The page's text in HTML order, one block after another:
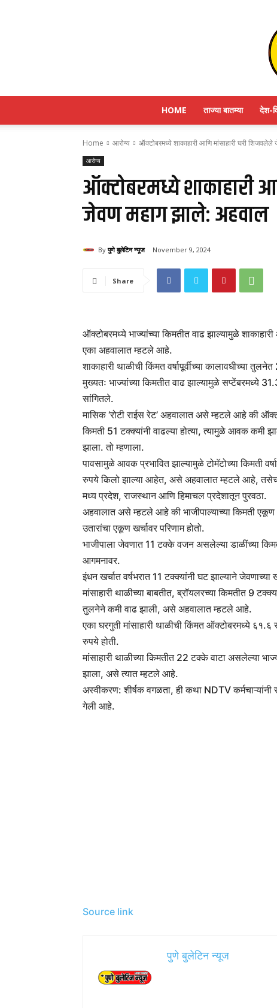
HOME ताज्या बातम्या देश-
Home आरोग्य ऑक्टोबरमध्ये शाकाहारी आणि मांसाहारी घरी
आरोग्य
ऑक्टोबरमध्ये शाकाहारी
जेवण महाग झाले: अहवाल
By पुणे बुलेटिन न्यूज November 9, 2024
Share
ऑक्टोबरमध्ये भाज्यांच्या किमतीत वाढ झाल्यामुळे
एका अहवालात म्हटले आहे.
शाकाहारी थाळीची किंमत वर्षापूर्वीच्या कालावधीच्या
मुख्यतः भाज्यांच्या किमतीत वाढ झाल्यामुळे सप्टेंबरमध्ये
सांगितले.
मासिक ‘रोटी राईस रेट’ अहवालात असे म्हटले आहे की
किमती 51 टक्क्यांनी वाढल्या होत्या, त्यामुळे आवक कमी
झाला. तो म्हणाला.
पावसामुळे आवक प्रभावित झाल्यामुळे टोमॅटोच्या किमती
रुपये किलो झाल्या आहेत, असे अहवालात म्हटले आहे, तसेच
मध्य प्रदेश, राजस्थान आणि हिमाचल प्रदेशातून पुरवठा.
अहवालात असे म्हटले आहे की भाजीपाल्याच्या किमती
उतारांचा एकूण खर्चावर परिणाम होतो.
भाजीपाला जेवणात 11 टक्के वजन असलेल्या डाळींच्या
आगमनावर.
इंधन खर्चात वर्षभरात 11 टक्क्यांनी घट झाल्याने
मांसाहारी थाळीच्या बाबतीत, ब्रॉयलरच्या किमतीत 9
तुलनेने कमी वाढ झाली, असे अहवालात म्हटले आहे.
एका घरगुती मांसाहारी थाळीची किंमत ऑक्टोबरमध्ये ६१.६
रुपये होती.
मांसाहारी थाळीच्या किमतीत 22 टक्के वाटा असलेल्या
झाला, असे त्यात म्हटले आहे.
अस्वीकरण: शीर्षक वगळता, ही कथा NDTV
गेली आहे.
Source link
पुणे बुलेटिन न्यूज